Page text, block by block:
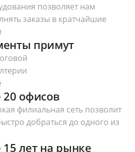
позволяет нам
заказы в кратчайшие
примут
20 офисов
филиальная сеть позволит
добраться до одного из
15 лет на рынке